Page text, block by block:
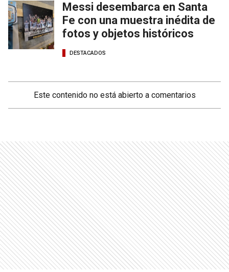
Messi desembarca en Santa
Fe con una muestra inédita de
fotos y objetos históricos
DESTACADOS
Este contenido no está abierto a comentarios